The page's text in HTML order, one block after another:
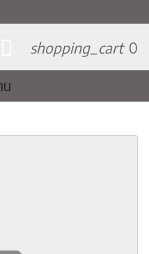
shopping_cart 0